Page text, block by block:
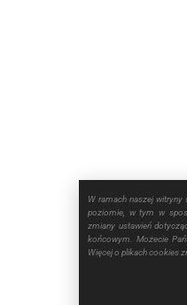
W ramach naszej witryny
poziomie, w tym w
zmiany ustawień
końcowym. Możecie
Więcej o plikach cookies